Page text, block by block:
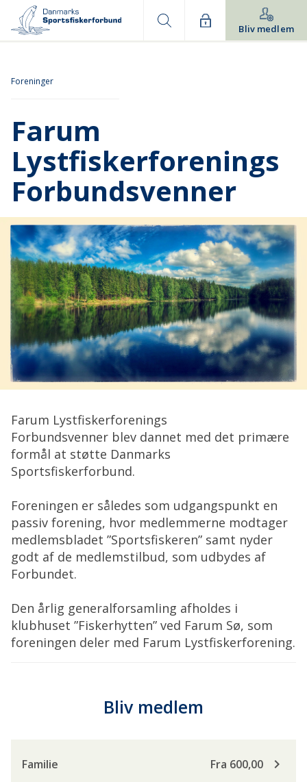
Bliv medlem
Foreninger
Farum
Lystfiskerforenings
Forbundsvenner
Farum Lystfiskerforenings
Forbundsvenner blev dannet med det primære
formål at støtte Danmarks
Sportsfiskerforbund.
Foreningen er således som udgangspunkt en
passiv forening, hvor medlemmerne modtager
medlemsbladet ”Sportsfiskeren” samt nyder
godt af de medlemstilbud, som udbydes af
Forbundet.
Den årlig generalforsamling afholdes i
klubhuset ”Fiskerhytten” ved Farum Sø, som
foreningen deler med Farum Lystfiskerforening.
Bliv medlem
Familie Fra 600,00 keyboard_arrow_right